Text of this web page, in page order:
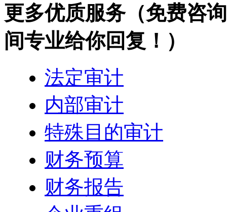
更多优质服务（免费咨
间专业给你回复！）
法定审计
内部审计
特殊目的审计
财务预算
财务报告